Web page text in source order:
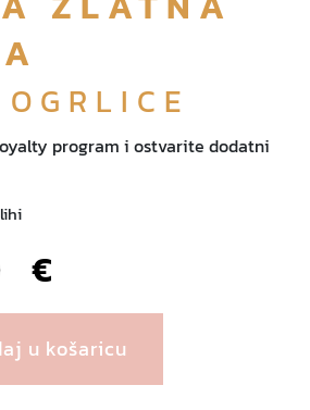
program i ostvarite dodatni
€
u košaricu